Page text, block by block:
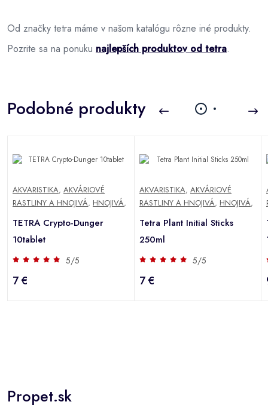
Od značky tetra máme v našom katalógu rôzne iné produkty.
Pozrite sa na ponuku najlepších produktov od tetra.
Podobné produkty
AKVARISTIKA, AKVÁRIOVÉ
RASTLINY A HNOJIVÁ, HNOJIVÁ,
TETRA Crypto-Dunger
10tablet
5/5
7 €
AKVARISTIKA, AKVÁRIOVÉ
RASTLINY A HNOJIVÁ, HNOJIVÁ,
Tetra Plant Initial Sticks
250ml
5/5
7 €
Propet.sk